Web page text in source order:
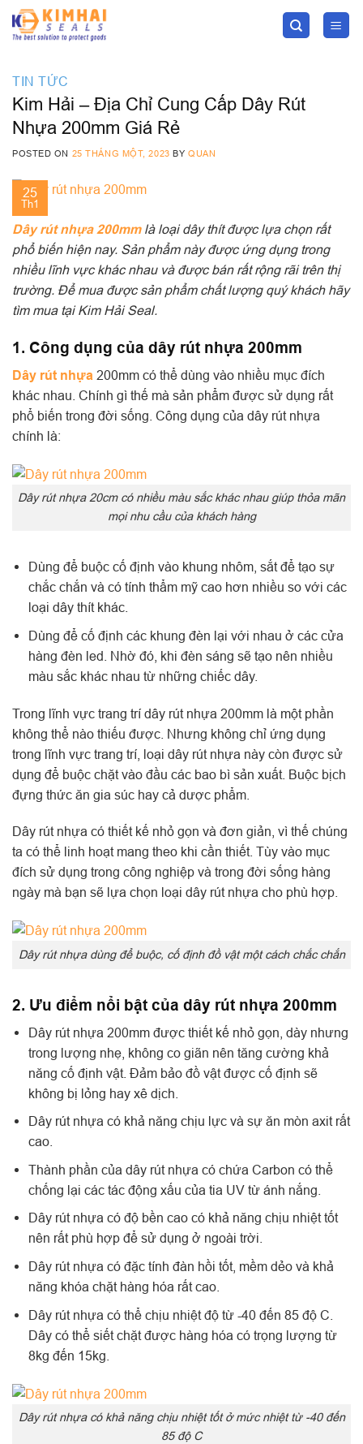
Skip
TIN TỨC
Kim Hải – Địa Chỉ Cung Cấp Dây Rút
Nhựa 200mm Giá Rẻ
POSTED ON 25 THÁNG MỘT, 2023 BY QUAN
25
Th1
Dây rút nhựa 200mm là loại dây thít được lựa chọn rất
phổ biến hiện nay. Sản phẩm này được ứng dụng trong
nhiều lĩnh vực khác nhau và được bán rất rộng rãi trên thị
trường. Để mua được sản phẩm chất lượng quý khách hãy
tìm mua tại Kim Hải Seal.
1. Công dụng của dây rút nhựa 200mm
Dây rút nhựa 200mm có thể dùng vào nhiều mục đích
khác nhau. Chính gì thế mà sản phẩm được sử dụng rất
phổ biến trong đời sống. Công dụng của dây rút nhựa
chính là:
Dây rút nhựa 20cm có nhiều màu sắc khác nhau giúp thỏa mãn
mọi nhu cầu của khách hàng
Dùng để buộc cố định vào khung nhôm, sắt để tạo sự
chắc chắn và có tính thẩm mỹ cao hơn nhiều so với các
loại dây thít khác.
Dùng để cố định các khung đèn lại với nhau ở các cửa
hàng đèn led. Nhờ đó, khi đèn sáng sẽ tạo nên nhiều
màu sắc khác nhau từ những chiếc dây.
Trong lĩnh vực trang trí dây rút nhựa 200mm là một phần
không thể nào thiếu được. Nhưng không chỉ ứng dụng
trong lĩnh vực trang trí, loại dây rút nhựa này còn được sử
dụng để buộc chặt vào đầu các bao bì sản xuất. Buộc bịch
đựng thức ăn gia súc hay cả dược phẩm.
Dây rút nhựa có thiết kế nhỏ gọn và đơn giản, vì thế chúng
ta có thể linh hoạt mang theo khi cần thiết. Tùy vào mục
đích sử dụng trong công nghiệp và trong đời sống hàng
ngày mà bạn sẽ lựa chọn loại dây rút nhựa cho phù hợp.
Dây rút nhựa dùng để buộc, cố định đồ vật một cách chắc chắn
2. Ưu điểm nổi bật của dây rút nhựa 200mm
Dây rút nhựa 200mm được thiết kế nhỏ gọn, dày nhưng
trong lượng nhẹ, không co giãn nên tăng cường khả
năng cố định vật. Đảm bảo đồ vật được cố định sẽ
không bị lỏng hay xê dịch.
Dây rút nhựa có khả năng chịu lực và sự ăn mòn axit rất
cao.
Thành phần của dây rút nhựa có chứa Carbon có thể
chống lại các tác động xấu của tia UV từ ánh nắng.
Dây rút nhựa có độ bền cao có khả năng chịu nhiệt tốt
nên rất phù hợp để sử dụng ở ngoài trời.
Dây rút nhựa có đặc tính đàn hồi tốt, mềm dẻo và khả
năng khóa chặt hàng hóa rất cao.
Dây rút nhựa có thể chịu nhiệt độ từ -40 đến 85 độ C.
Dây có thể siết chặt được hàng hóa có trọng lượng từ
8kg đến 15kg.
Dây rút nhựa có khả năng chịu nhiệt tốt ở mức nhiệt từ -40 đến
85 độ C